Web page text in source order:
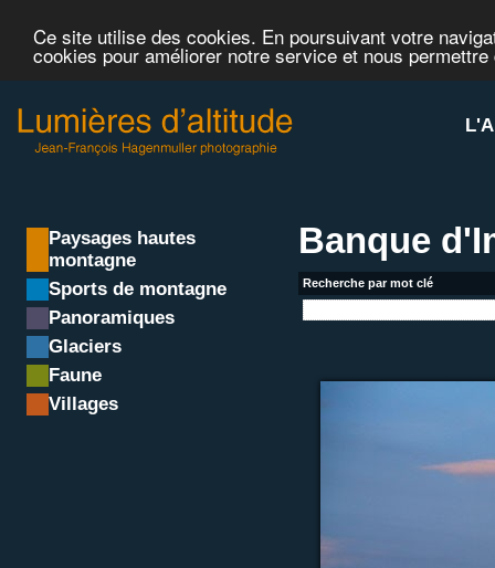
Ce site utilise des cookies. En poursuivant votre
cookies pour améliorer notre service et nous
Paysages hautes
montagne
Sports de montagne
Panoramiques
Glaciers
Faune
Villages
Banque
Recherche par mot clé